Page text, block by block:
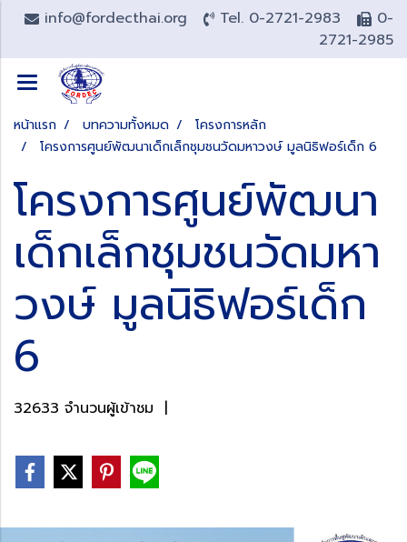
info@fordecthai.org Tel. 0-2721-2983
0-
2721-2985
หน้าแรก บทความทั้งหมด
โครงการหลัก
โครงการศูนย์พัฒนาเด็กเล็กชุมชนวัดมหาวงษ์ มูลนิธิฟอร์เด็ก 6
โครงการศูนย์พัฒนา
เด็กเล็กชุมชนวัดมหา
วงษ์ มูลนิธิฟอร์เด็ก
6
32633 จำนวนผู้เข้าชม |